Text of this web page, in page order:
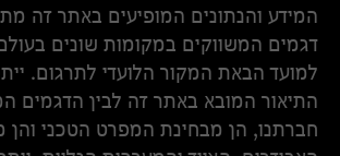
המידע והנתונים המופיעים באתר זה
דגמים המשווקים במקומות שונים
למועד הבאת המקור הלועדי לתרגום.
התיאור המובא באתר זה לבין הדגמים
חברתנו, הן מבחינת המפרט הטכני והן